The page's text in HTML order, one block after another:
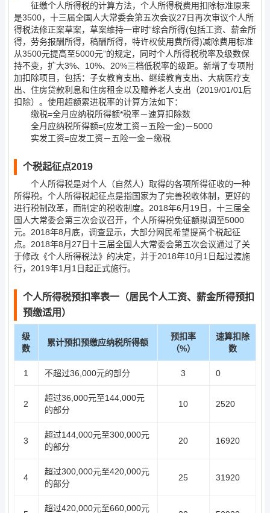
征缴个人所得税的计算方法，个人所得税费用扣除标准原来
是3500，十三届全国人大常委会第五次会议27日再次审议个人所
得税法修正案草案，草案维持一审时“综合所得(包括工资、薪金所
得，劳务报酬所得，稿酬所得，特许权使用费所得)减除费用标准
从3500元提高至5000元”的规定，同时个人所得税税率及级数保
持不变，扩大3%、10%、20%三档低税率的级距。新增了专项附
加扣除项目，包括：子女教育支出、继续教育支出、大病医疗支
出、住房贷款利息和住房租金以及赡养老人支出（2019/01/01后
扣除）。使用超额累进税率的计算方法如下：
缴税=全月应纳税所得额*税率－速算扣除数
全月应纳税所得额=(应发工资－五险一金)－5000
实发工资=应发工资－五险一金－缴税
个税起征点2019
个人所得税是对个人（自然人）取得的各项所得征收的一种
所得税。个人所得税起征点是指国家为了完善税收体制，更好的
进行税制改革，而制定的税收制度。2018年6月19日，十三届全
国人大常委会第三次会议召开，个人所得税免征额拟调至5000
元。2018年8月底，调查显示，大部分网民希望提高个税起征
点。2018年8月27日十三届全国人大常委会第五次会议通过了关
于修改《个人所得税法》的决定，并于2018年10月1日起过渡施
行，2019年1月1日起正式施行。
个人所得税预扣率表一（居民个人工资、薪金所得预扣
预缴适用）
级
数
累计预扣预缴应纳税所得额
预扣率
（%）
速算扣除
数
1 不超过36,000元的部分 3 0
2
超过36,000元至144,000元
的部分
10 2520
3
超过144,000元至300,000元
的部分
20 16920
4
超过300,000元至420,000元
的部分
25 31920
超过420,000元至660,000元